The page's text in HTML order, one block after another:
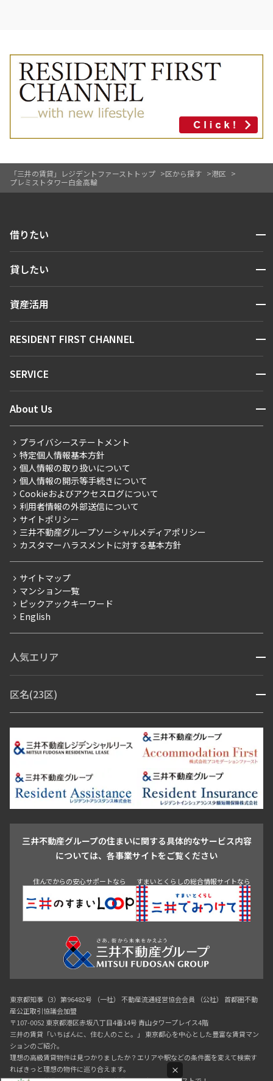
「三井の賃貸」レジデントファーストトップ 区から探す
港区
プレミストタワー白金高輪
借りたい 開閉
人気エリアから探す
新着情報から探す
新着募集情報
こだわりから探す
こだわり一覧
プレミアムマンション
新築
当社限定（港区・渋谷区）
当社限定（港区・渋谷区以外）
三井不動産企画
賃料改定
フリーレント
ペット可
ブランドマンション
貸したい 開閉
お問い合わせ
資産活用 開閉
お問い合わせ
RESIDENT FIRST CHANNEL 開閉
マンションレポート
住まいのコラム
SERVICE 開閉
会員ページ
ご入居・提携サービス
お部屋探しからご契約まで
よくあるご質問
社宅紹介
【仲介会社様向け】当社仲介事業部取り扱い物件入居申込
About Us 開閉
会社情報
事業案内
採用情報
ニュースリリース
お問い合わせ
プライバシーステートメント
特定個人情報基本方針
個人情報の取り扱いについて
個人情報の開示等手続きについて
Cookieおよびアクセスログについて
利用者情報の外部送信について
サイトポリシー
三井不動産グループソーシャルメディアポリシー
カスタマーハラスメントに対する基本方針
サイトマップ
マンション一覧
ピックアックキーワード
English
人気エリア 開閉
青山・表参道・原宿
市ヶ谷・神楽坂・飯田橋
三田・芝・浜松町
芝浦・汐留・品川
月島・勝どき・豊洲
本郷・春日・小石川
目白・高田馬場・早稲田
池尻大橋・三軒茶屋
祐天寺・学芸大学・自由が丘
駒沢・用賀・二子玉川
成城・砧
池袋・板橋・王子
青山 渋谷 東京・大手町 新宿 品川
目黒・中目黒
区名(23区) 開閉
江東区 台東区 墨田区
中野区
豊島区
杉並区 板橋区 練馬区 荒川区
足立区
葛飾区
江戸川区
三井不動産グループの住まいに関する具体的なサービス内容
については、各事業サイトをご覧ください
住んでからの安心サポートなら すまいとくらしの総合情報サイトなら
東京都知事（3）第96482号 （一社） 不動産流通経営協会会員 （公社） 首都圏不動
産公正取引協議会加盟
〒107-0052 東京都港区赤坂八丁目4番14号 青山タワープレイス4階
三井の賃貸「いちばんに、住む人のこと。」 東京都心を中心とした豊富な賃貸マン
ションのご紹介。
理想の高級賃貸物件は見つかりましたか？エリアや駅などの条件面を変えて検索す
ればきっと理想の物件に巡り合えます。
×